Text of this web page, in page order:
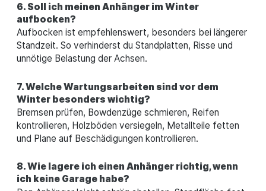
6. Soll ich meinen Anhänger im Winter
aufbocken?
Aufbocken ist empfehlenswert, besonders bei längerer
Standzeit. So verhinderst du Standplatten, Risse und
unnötige Belastung der Achsen.
7. Welche Wartungsarbeiten sind vor dem
Winter besonders wichtig?
Bremsen prüfen, Bowdenzüge schmieren, Reifen
kontrollieren, Holzböden versiegeln, Metallteile fetten
und Plane auf Beschädigungen kontrollieren.
8. Wie lagere ich einen Anhänger richtig, wenn
ich keine Garage habe?